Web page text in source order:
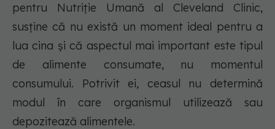
pentru Nutriție Umană al Cleveland Clinic,
susține că nu există un moment ideal pentru a
lua cina și că aspectul mai important este tipul
de alimente consumate, nu momentul
consumului. Potrivit ei, ceasul nu determină
modul în care organismul utilizează sau
depozitează alimentele.